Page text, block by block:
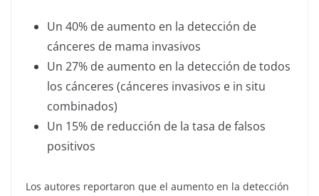
Un 40% de aumento en la detección de
cánceres de mama invasivos
Un 27% de aumento en la detección de todos
los cánceres (cánceres invasivos e in situ
combinados)
Un 15% de reducción de la tasa de falsos
positivos
Los autores reportaron que el aumento en la detección